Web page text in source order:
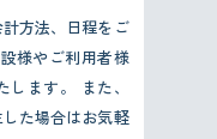
方法、日程をご
様やご利用者様
ます。
また、
た場合はお気軽